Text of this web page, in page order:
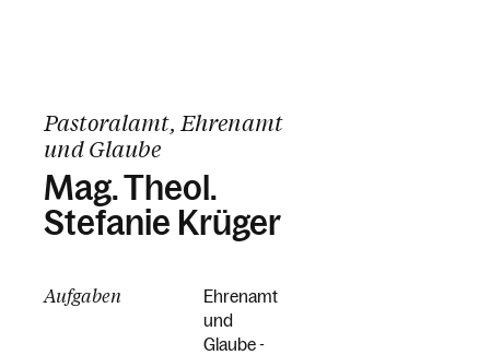
Pastoralamt, Ehrenamt
und Glaube
Mag. Theol.
Stefanie Krüger
Aufgaben
Ehrenamt
und
Glaube -